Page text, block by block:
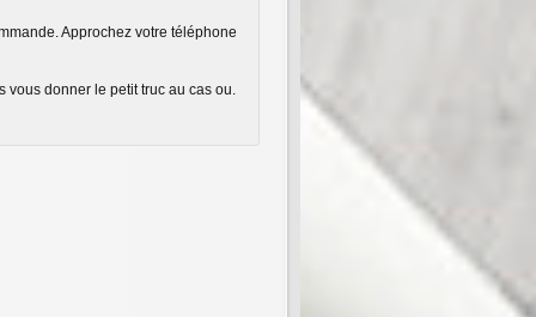
Approchez votre téléphone
vous donner le petit truc au cas ou.